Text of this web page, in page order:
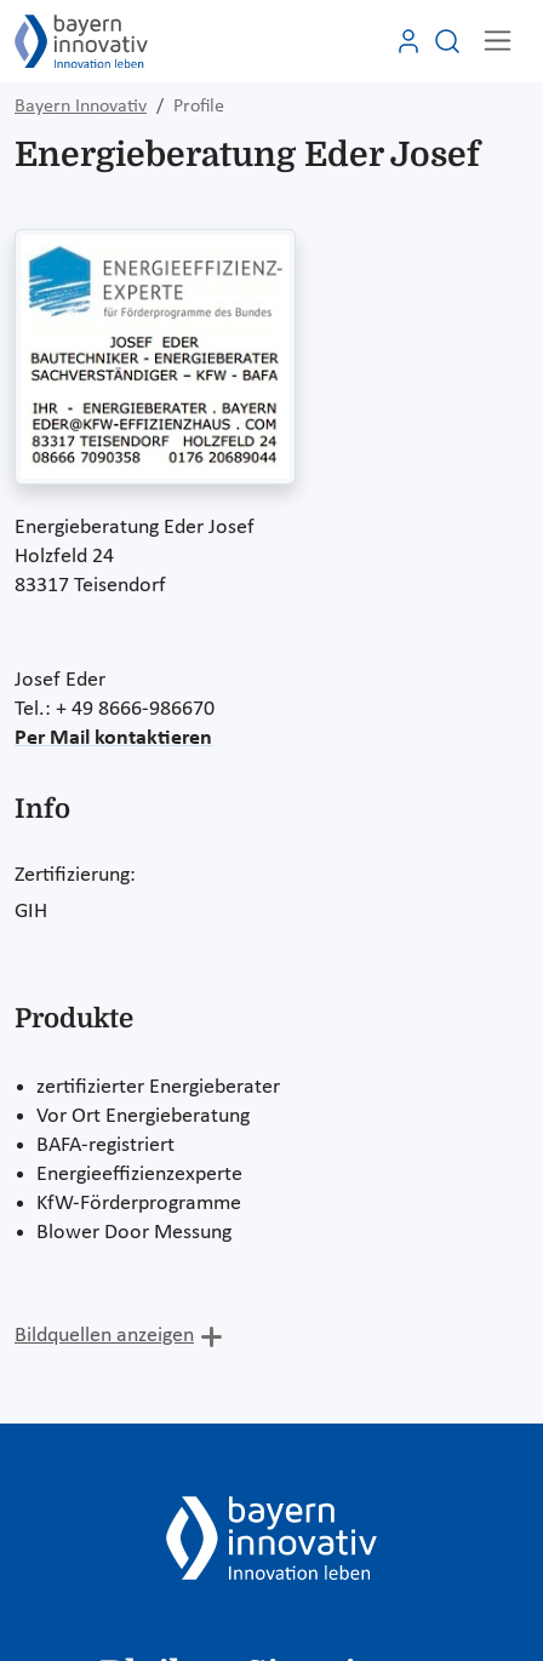
Bayern Innovativ Profile
Energieberatung Eder Josef
Energieberatung Eder Josef
Holzfeld 24
83317 Teisendorf
Josef Eder
Tel.: + 49 8666-986670
Per Mail kontaktieren
Info
Zertifizierung:
GIH
Produkte
zertifizierter Energieberater
Vor Ort Energieberatung
BAFA-registriert
Energieeffizienzexperte
KfW-Förderprogramme
Blower Door Messung
Bildquellen anzeigen